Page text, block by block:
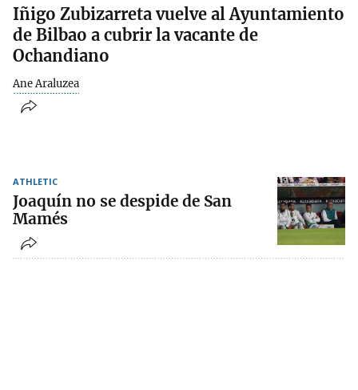
Iñigo Zubizarreta vuelve al Ayuntamiento
de Bilbao a cubrir la vacante de
Ochandiano
Ane Araluzea
ATHLETIC
Joaquín no se despide de San
Mamés